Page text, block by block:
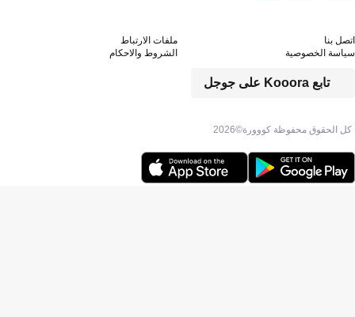
الحقوق محفوظة كووورة© 2026
تابع Kooora على جوجل
بنا
ملفات الارتباط
الخصوصية
الشروط والاحكام